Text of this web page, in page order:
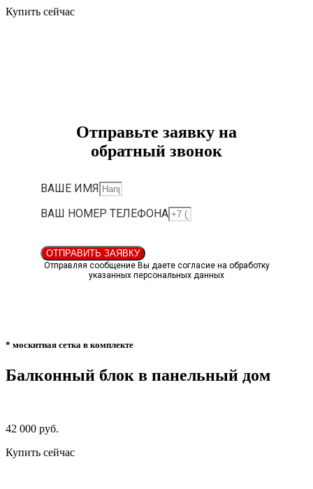
Купить сейчас
Отправьте заявку на
обратный звонок
ВАШЕ ИМЯ
ВАШ НОМЕР ТЕЛЕФОНА
ОТПРАВИТЬ ЗАЯВКУ
Отправляя сообщение Вы даете согласие на обработку
указанных персональных данных
* москитная сетка в комплекте
Балконный блок в панельный дом
42 000 руб.
Купить сейчас